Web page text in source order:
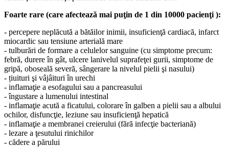
Foarte rare (care afectează mai puţin de 1 din 10000 pacienţi ):
- percepere neplăcută a bătăilor inimii, insuficienţă cardiacă, infarct
miocardic sau tensiune arterială mare
- tulburări de formare a celulelor sanguine (cu simptome precum:
febră, durere în gât, ulcere lanivelul suprafeţei gurii, simptome de
gripă, oboseală severă, sângerare la nivelul pielii şi nasului)
- țiuituri şi vâjâituri în urechi
- inflamaţie a esofagului sau a pancreasului
- îngustare a lumenului intestinal
- inflamaţie acută a ficatului, colorare în galben a pielii sau a albului
ochilor, disfuncţie, leziune sau insuficienţă hepatică
- inflamaţie a membranei creierului (fără infecţie bacteriană)
- lezare a ţesutului rinichilor
- cădere a părului